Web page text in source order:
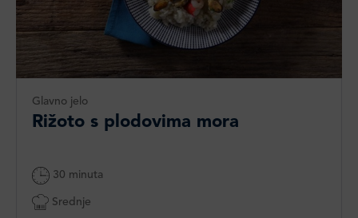
Glavno jelo
Rižoto s plodovima mora
30 minuta
Srednje